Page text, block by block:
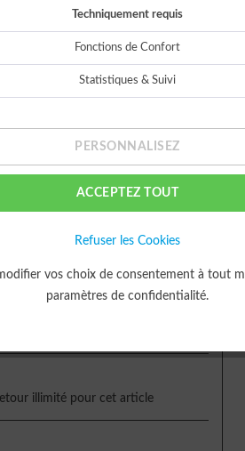
Techniquement requis
Fonctions de Confort
Statistiques & Suivi
PERSONNALISEZ
ACCEPTEZ TOUT
Refuser les Cookies
vos choix de consentement à tout
paramètres de confidentialité.
illimité pour cet article